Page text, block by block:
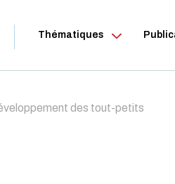
Thématiques
des tout-petits